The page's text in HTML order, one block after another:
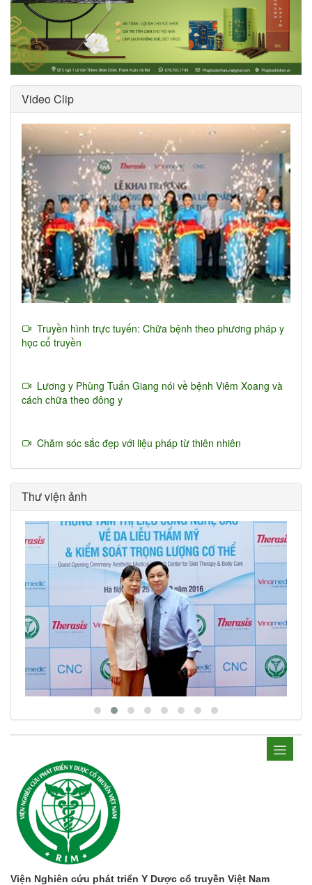
Video Clip
Truyền hình trực tuyến: Chữa bệnh theo phương pháp y
học cổ truyền
Lương y Phùng Tuấn Giang nói về bệnh Viêm Xoang và
cách chữa theo đông y
Chăm sóc sắc đẹp với liệu pháp từ thiên nhiên
Thư viện ảnh
Viện Nghiên cứu phát triển Y Dược cổ truyền Việt Nam